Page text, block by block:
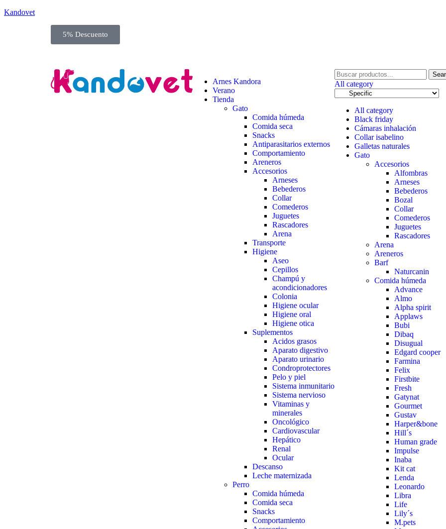
Kandovet
5% Descuento
Arnes Kandora
Verano
Tienda
Gato
Comida húmeda
Comida seca
Snacks
Antiparasitarios externos
Comportamiento
Areneros
Accesorios
Arneses
Bebederos
Collar
Comederos
Juguetes
Rascadores
Arena
Transporte
Higiene
Aseo
Cepillos
Champú y
acondicionadores
Colonia
Higiene ocular
Higiene oral
Higiene otica
Suplementos
Acidos grasos
Aparato digestivo
Aparato urinario
Condroprotectores
Pelo y piel
Sistema inmunitario
Sistema nervioso
Vitaminas y
minerales
Oncológico
Cardiovascular
Hepático
Renal
Ocular
Descanso
Leche maternizada
Perro
Comida húmeda
Comida seca
Snacks
Comportamiento
All category
All category
Black friday
Cámaras inhalación
Collar isabelino
Galletas naturales
Gato
Accesorios
Alfombras
Arneses
Bebederos
Bozal
Collar
Comederos
Juguetes
Rascadores
Arena
Areneros
Barf
Naturcanin
Comida húmeda
Advance
Almo
Alpha spirit
Applaws
Bubi
Dibaq
Disugual
Edgard cooper
Farmina
Felix
Firstbite
Fresh
Gatynat
Gourmet
Gustav
Harper&bone
Hill´s
Human grade
Impulse
Inaba
Kit cat
Lenda
Leonardo
Libra
Life
Lily´s
M.pets